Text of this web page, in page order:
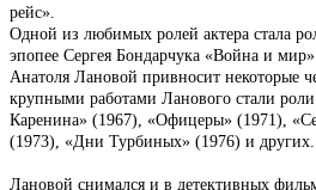
рейс».
Одной из любимых ролей актера стала
эпопее Сергея Бондарчука «Война и
Анатоля Лановой привносит некоторые
крупными работами Ланового стали
Каренина» (1967), «Офицеры» (1971),
(1973), «Дни Турбиных» (1976) и других.
Лановой снимался и в детективных